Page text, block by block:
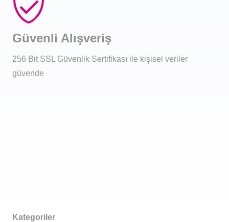
Güvenli Alışveriş
256 Bit SSL Güvenlik Sertifikası ile kişisel veriler
güvende
Kategoriler